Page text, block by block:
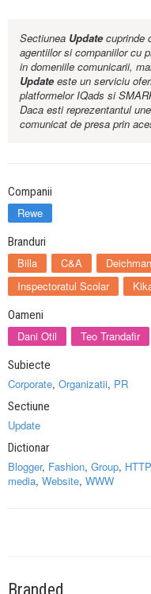
Sectiunea Updatecuprinde
agentiilor si companiilor cu
in domeniile comunicarii,
Updateeste un serviciu
platformelor IQads si
Daca esti reprezentantul
comunicat de presa prin
Companii
Rewe
Branduri
Billa C&A
Inspectoratul Scolar
Oameni
Dani Otil Teo Trandafir
Subiecte
Corporate, Organizatii, PR
Sectiune
Update
Dictionar
Blogger, Fashion, Group, HTTP
media, Website, WWW
Branded